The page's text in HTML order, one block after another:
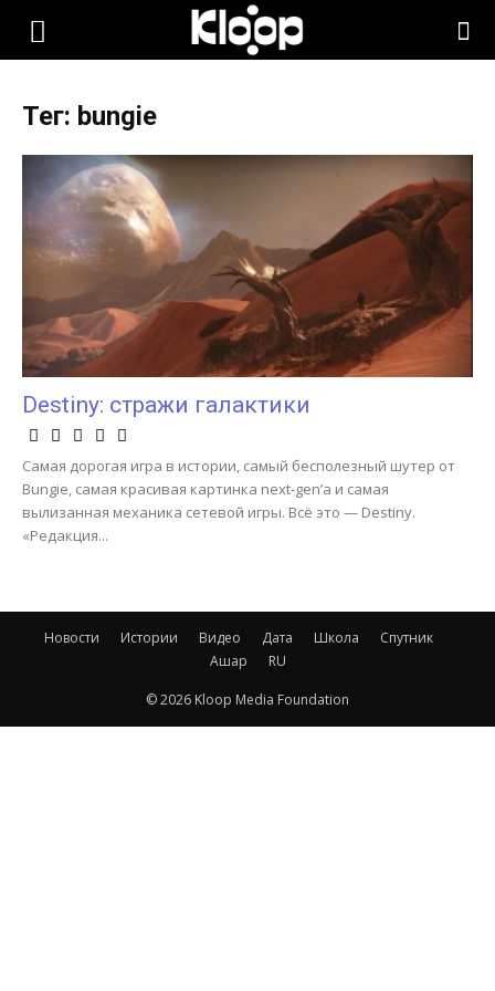
KLOOP.KG
Новости
Кыргызстана
Тег: bungie
Destiny: стражи галактики
Самая дорогая игра в истории, самый бесполезный шутер от
Bungie, самая красивая картинка next-gen’а и самая
вылизанная механика сетевой игры. Всё это — Destiny.
«Редакция...
Новости Истории Видео Дата Школа
Спутник
Ашар
RU
© 2026 Kloop Media Foundation